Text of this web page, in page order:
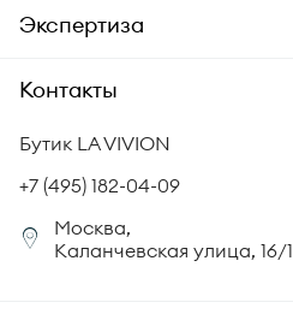
Аксессуары
Гарантия подлинности
Комплект документов
Политика возврата
Сертификация бриллиантов
Юридическая информация
О компании
СМИ о нас
Корпоративный портал
Экспертиза
Академия LA VIVION
Статьи
Контакты
Бутик LA VIVION
+7 (495) 182-04-09
Москва,
Каланчевская улица, 16/1